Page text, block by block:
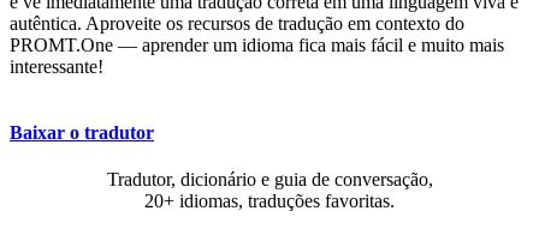
autêntica. Aproveite os recursos de tradução em contexto do
PROMT.One — aprender um idioma fica mais fácil e muito mais
interessante!
Baixar o tradutor
Tradutor, dicionário e guia de conversação,
20+ idiomas, traduções favoritas.